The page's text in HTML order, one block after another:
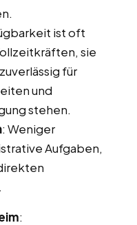
ist oft
sie
für
und
stehen.
: Weniger
Aufgaben,
: